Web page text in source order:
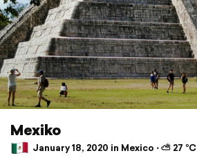
Mexiko
January 18, 2020 in Mexico ⋅ ⛅ 27 °C